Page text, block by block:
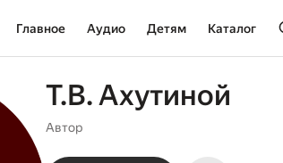
Главное Аудио Детям Каталог
Т.В. Ахутиной
Автор